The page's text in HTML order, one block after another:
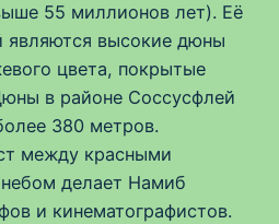
55 миллионов лет). Её
являются высокие дюны
цвета, покрытые
в районе Соссусфлей
380 метров.
между красными
делает Намиб
и кинематографистов.